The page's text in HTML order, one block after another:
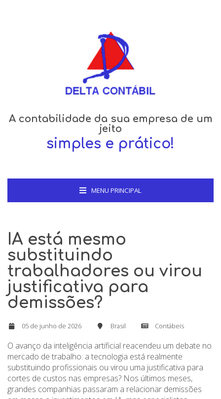
A contabilidade da sua empresa de um
jeito
simples e prático!
MENU PRINCIPAL
IA está mesmo
substituindo
trabalhadores ou virou
justificativa para
demissões?
05 de junho de 2026 Brasil Contábeis
O avanço da inteligência artificial reacendeu um debate no
mercado de trabalho: a tecnologia está realmente
substituindo profissionais ou virou uma justificativa para
cortes de custos nas empresas? Nos últimos meses,
grandes companhias passaram a relacionar demissões